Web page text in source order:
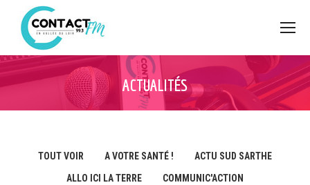
ACTUALITÉS
TOUT VOIR A VOTRE SANTÉ !
ACTU SUD SARTHE
ALLO ICI LA TERRE
COMMUNIC'ACTION